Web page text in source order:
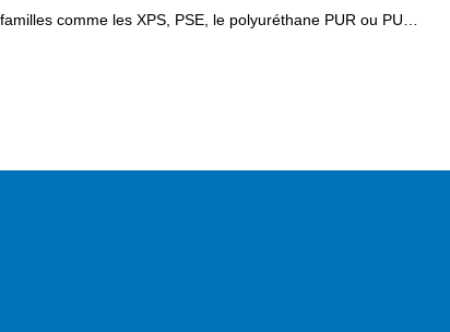
comme les XPS, PSE, le polyuréthane PUR ou PU…